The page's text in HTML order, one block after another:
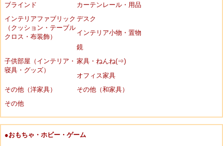
ブラインド
カーテンレール・用品
インテリアファブリック
（クッション・テーブル
クロス・布装飾）
デスク
インテリア小物・置物
鏡
子供部屋（インテリア・
寝具・グッズ）
家具・ねんね(⇒)
オフィス家具
その他（洋家具）
その他（和家具）
その他
●おもちゃ・ホビー・ゲーム